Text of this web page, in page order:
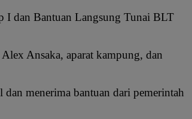
I dan Bantuan Langsung Tunai BLT
Ansaka, aparat kampung, dan
menerima bantuan dari pemerintah